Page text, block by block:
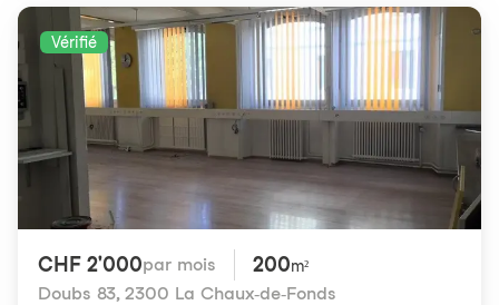
Vérifié
CHF 2'000par mois 200m²
Doubs 83, 2300 La Chaux-de-Fonds